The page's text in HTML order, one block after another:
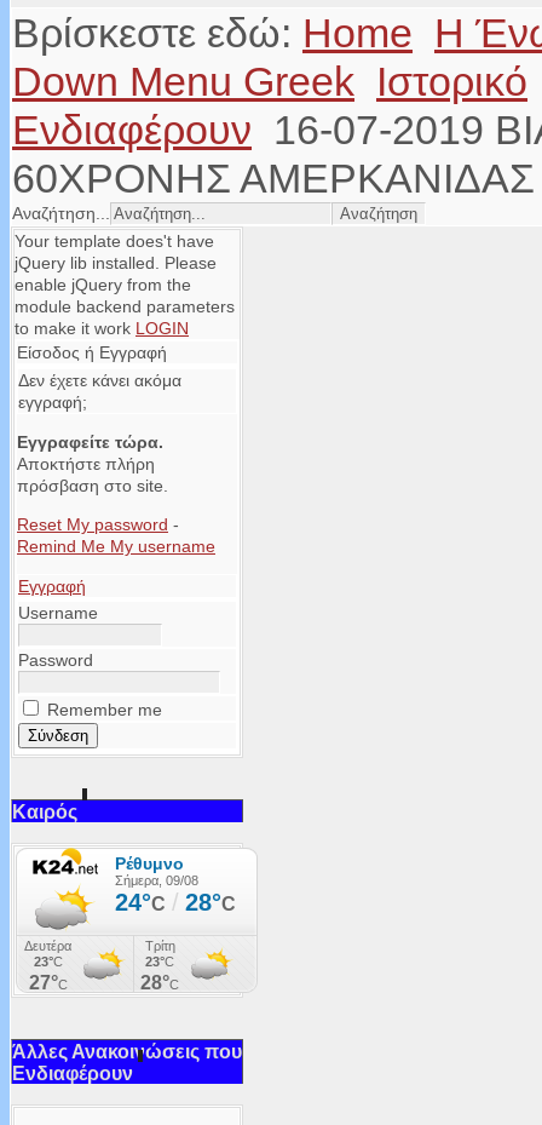
Βρίσκεστε εδώ: Home Η
Down Menu Greek Ιστορικό
Ενδιαφέρουν 16-07-2019
60ΧΡΟΝΗΣ
Αναζήτηση...
Your template does't have
jQuery lib installed. Please
enable jQuery from the
module backend parameters
to make it work LOGIN
Είσοδος ή Εγγραφή
Δεν έχετε κάνει ακόμα
εγγραφή;
Εγγραφείτε τώρα.
Αποκτήστε πλήρη
πρόσβαση στο site.
Reset My password -
Remind Me My username
Εγγραφή
Username
Password
Remember me
Καιρός
Άλλες Ανακοινώσεις που
Ενδιαφέρουν